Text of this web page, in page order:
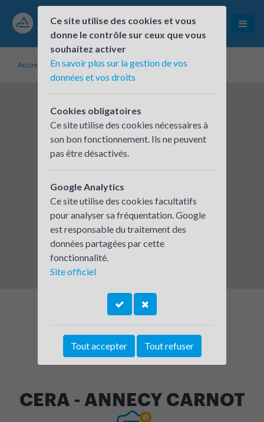
Accueil Établissements inscrits CERA - ANNECY CARNOT
CERA - ANNECY CARNOT
Ce site utilise des cookies et vous
donne le contrôle sur ceux que vous
souhaitez activer
En savoir plus sur la gestion de vos
données et vos droits
Cookies obligatoires
Ce site utilise des cookies nécessaires à
son bon fonctionnement. Ils ne peuvent
pas être désactivés.
Google Analytics
Ce site utilise des cookies facultatifs
pour analyser sa fréquentation. Google
est responsable du traitement des
données partagées par cette
fonctionnalité.
Site officiel
Tout accepter Tout refuser